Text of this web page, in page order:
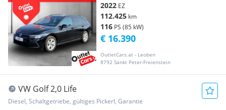
2022 EZ
112.425 km
116 PS (85 kW)
OutletCars.at - Leoben
8792 Sankt Peter-Freienstein
€ 16.390
VW Golf 2,0 Life
Diesel, Schaltgetriebe, gültiges Pickerl, Garantie